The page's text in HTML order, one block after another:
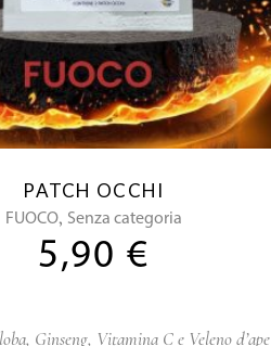
PATCH OCCHI
FUOCO, Senza categoria
5,90€
Ginseng, Vitamina C e Veleno d’ape